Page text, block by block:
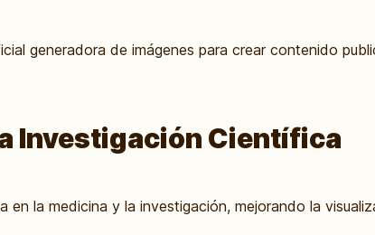
generadora de imágenes para crear contenido
Investigación Científica
en la medicina y la investigación, mejorando la